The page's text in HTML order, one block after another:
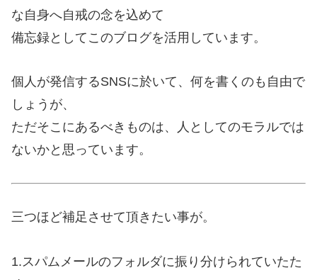
な自身へ自戒の念を込めて
備忘録としてこのブログを活用しています。
個人が発信するSNSに於いて、何を書くのも自由で
しょうが、
ただそこにあるべきものは、人としてのモラルでは
ないかと思っています。
三つほど補足させて頂きたい事が。
1.スパムメールのフォルダに振り分けられていたた